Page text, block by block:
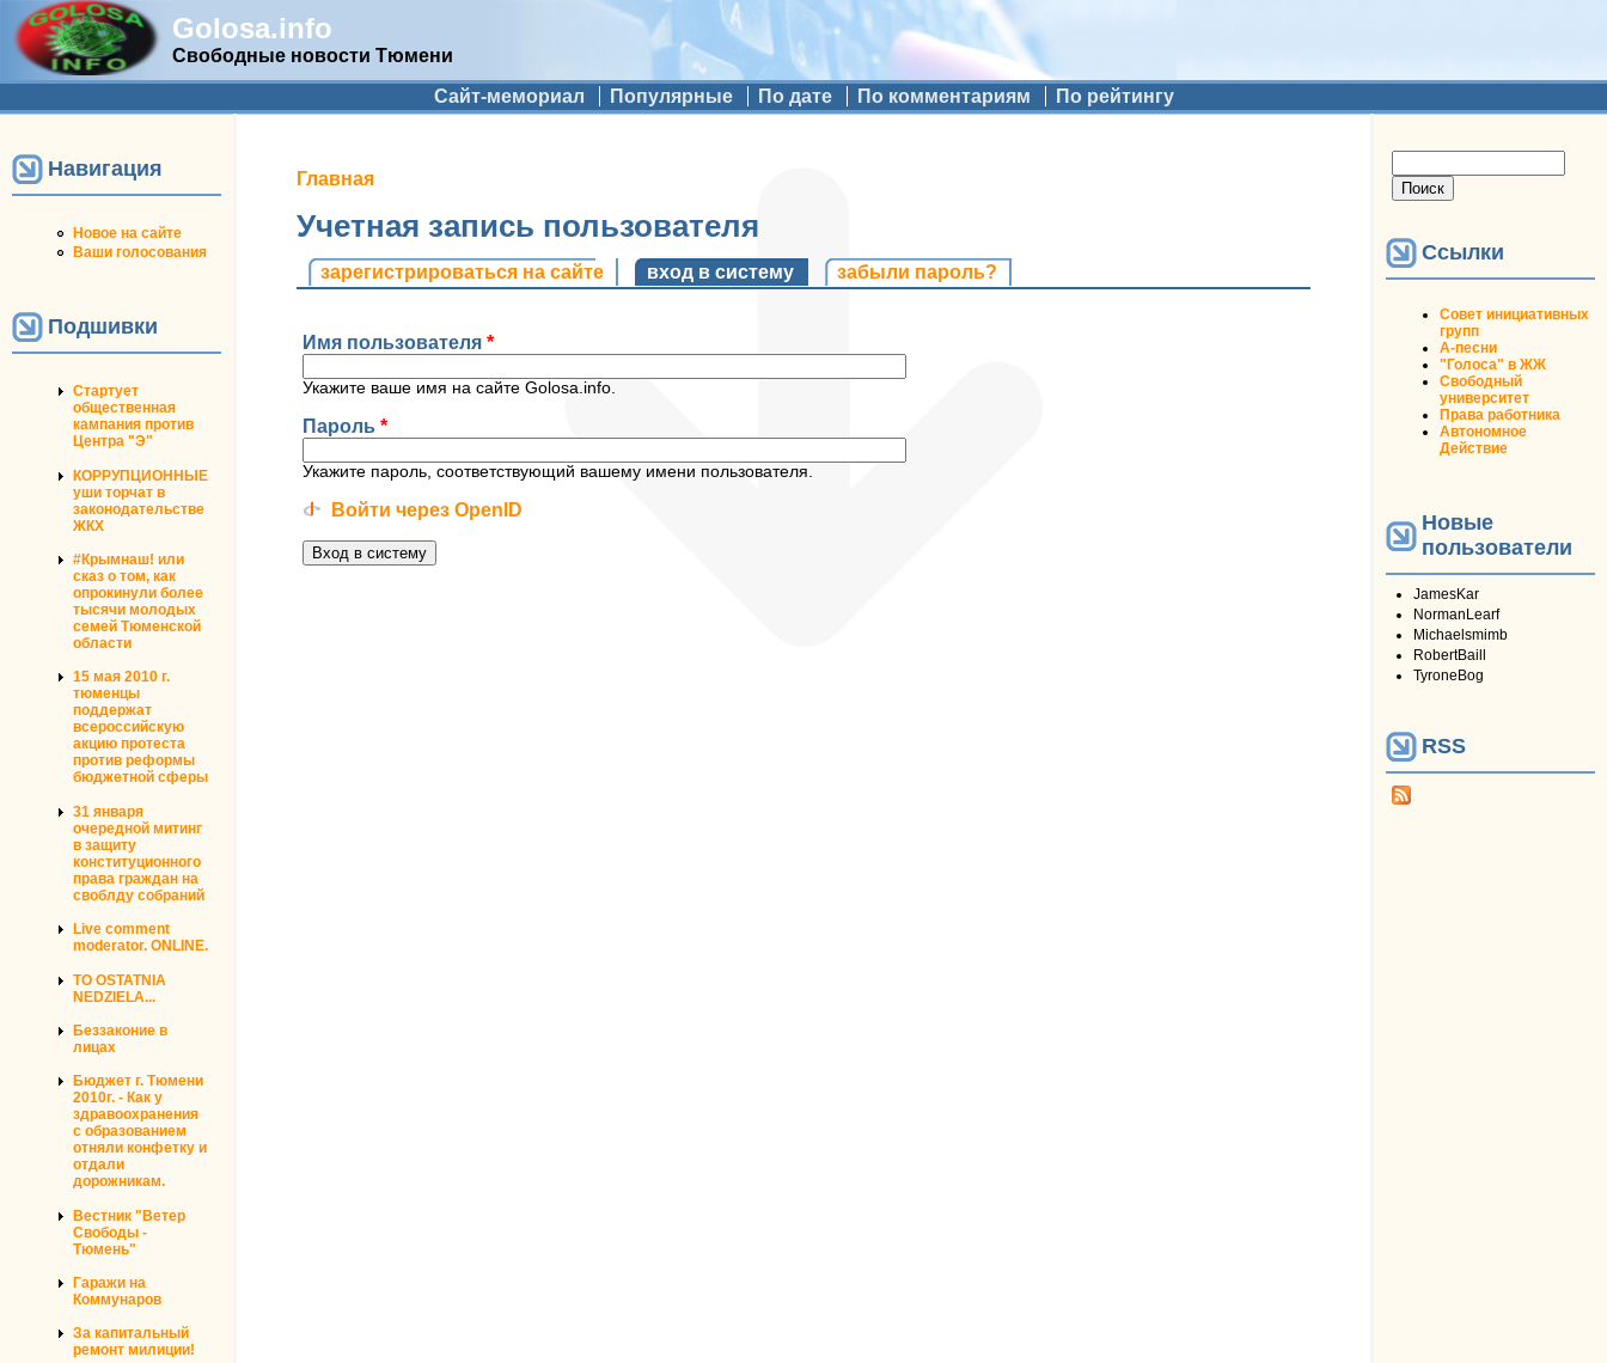
Golosa.info
Свободные новости Тюмени
Дополнительное меню Сайт-мемориал Популярные По дате По комментариям По рейтингу
Навигация
Новое на сайте
Ваши голосования
Подшивки
Стартует
общественная
кампания против
Центра "Э"
КОРРУПЦИОННЫЕ
уши торчат в
законодательстве
ЖКХ
#Крымнаш! или
сказ о том, как
опрокинули более
тысячи молодых
семей Тюменской
области
15 мая 2010 г.
тюменцы
поддержат
всероссийскую
акцию протеста
против реформы
бюджетной сферы
31 января
очередной митинг
в защиту
конституционного
права граждан на
своблду собраний
Live comment
moderator. ONLINE.
TO OSTATNIA
NEDZIELA...
Беззаконие в
лицах
Бюджет г. Тюмени
2010г. - Как у
здравоохранения
с образованием
отняли конфетку и
отдали
дорожникам.
Вестник "Ветер
Свободы -
Тюмень"
Гаражи на
Коммунаров
За капитальный
ремонт милиции!
Вы здесь
Главная
Учетная запись пользователя
Главные вкладки
зарегистрироваться на сайте вход в систему (активная вкладка)
забыли пароль?
Имя пользователя *
Укажите ваше имя на сайте Golosa.info.
Пароль *
Укажите пароль, соответствующий вашему имени пользователя.
Войти через OpenID
Ссылки
Совет инициативных
групп
А-песни
"Голоса" в ЖЖ
Свободный
университет
Права работника
Автономное
Действие
Новые
пользователи
JamesKar
NormanLearf
Michaelsmimb
RobertBaill
TyroneBog
RSS